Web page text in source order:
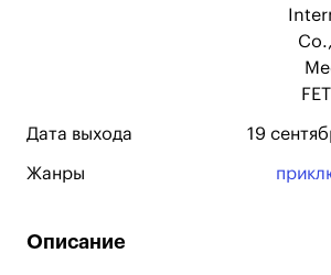
Дата выхода 19
Жанры
Описание